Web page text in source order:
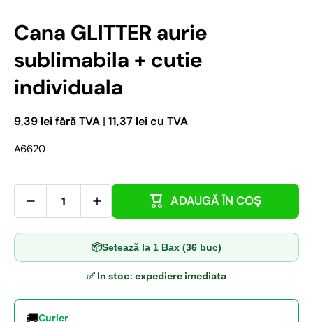
Cana GLITTER aurie
sublimabila + cutie
individuala
9,39 lei fără TVA | 11,37 lei cu TVA
A6620
ADAUGĂ ÎN COȘ
📦Setează la 1 Bax (36 buc)
✅ In stoc: expediere imediata
🚚Curier